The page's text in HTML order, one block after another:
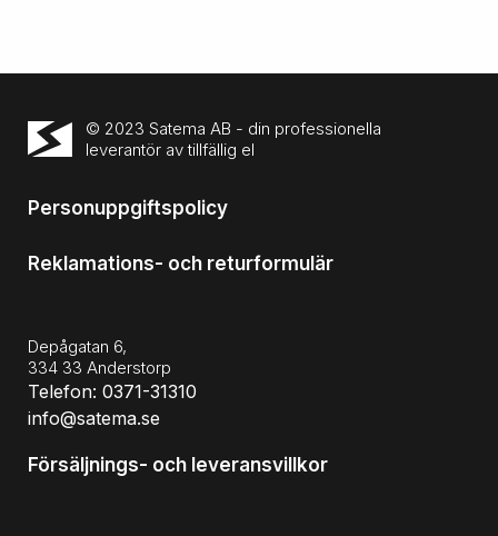
© 2023 Satema AB - din professionella
leverantör av tillfällig el
Personuppgiftspolicy
Reklamations- och returformulär
Depågatan 6,
334 33 Anderstorp
Telefon: 0371-31310
info@satema.se
Försäljnings- och leveransvillkor